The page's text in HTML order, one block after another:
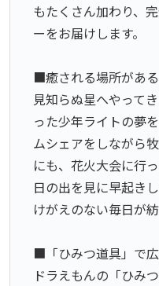
もたくさん加わり、
ーをお届けします。
■癒される場所があ
見知らぬ星へやって
った少年ライトの夢
ムシェアをしながら
にも、花火大会に行
日の出を見に早起き
けがえのない毎日が
■「ひみつ道具」で
ドラえもんの「ひみ